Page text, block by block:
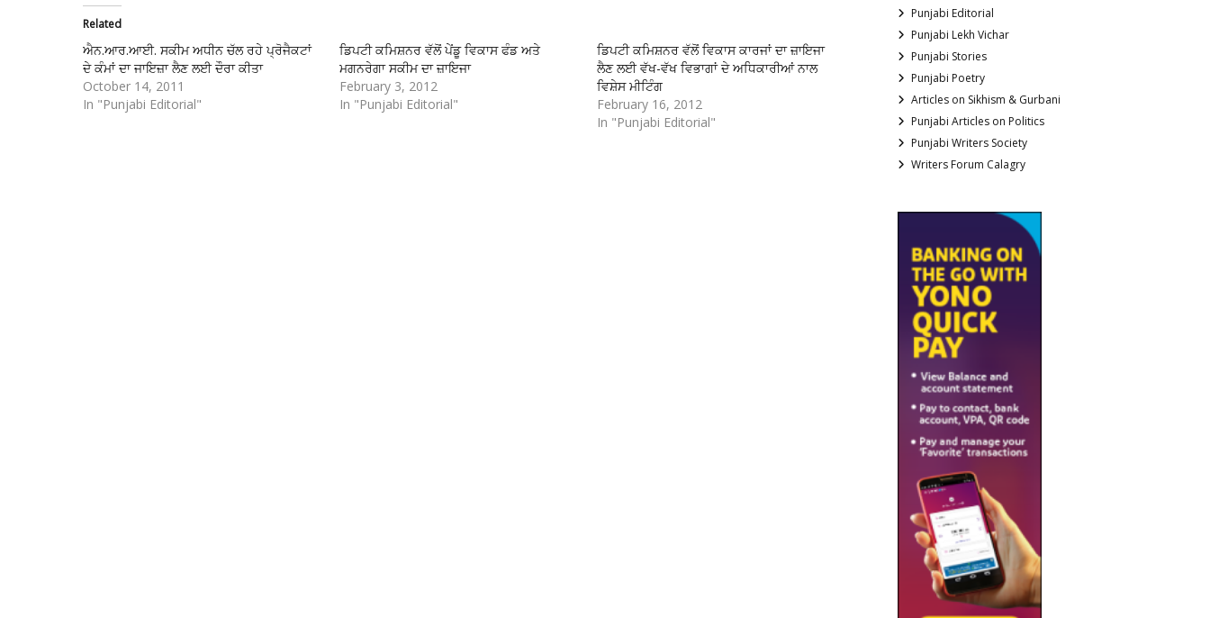
Related
ਐਨ.ਆਰ.ਆਈ. ਸਕੀਮ ਅਧੀਨ ਚੱਲ ਰਹੇ ਪ੍ਰੋਜੈਕਟਾਂ
ਦੇ ਕੰਮਾਂ ਦਾ ਜਾਇਜ਼ਾ ਲੈਣ ਲਈ ਦੌਰਾ ਕੀਤਾ
October 14, 2011
In "Punjabi Editorial"
ਡਿਪਟੀ ਕਮਿਸ਼ਨਰ ਵੱਲੋਂ ਪੇਂਡੂ ਵਿਕਾਸ ਫੰਡ ਅਤੇ
ਮਗਨਰੇਗਾ ਸਕੀਮ ਦਾ ਜ਼ਾਇਜਾ
February 3, 2012
In "Punjabi Editorial"
ਡਿਪਟੀ ਕਮਿਸ਼ਨਰ ਵੱਲੋਂ ਵਿਕਾਸ ਕਾਰਜਾਂ ਦਾ ਜ਼ਾਇਜਾ
ਲੈਣ ਲਈ ਵੱਖ-ਵੱਖ ਵਿਭਾਗਾਂ ਦੇ ਅਧਿਕਾਰੀਆਂ ਨਾਲ
ਵਿਸ਼ੇਸ ਮੀਟਿੰਗ
February 16, 2012
In "Punjabi Editorial"
Punjabi Editorial
Punjabi Lekh Vichar
Punjabi Stories
Punjabi Poetry
Articles on Sikhism & Gurbani
Punjabi Articles on Politics
Punjabi Writers Society
Writers Forum Calagry